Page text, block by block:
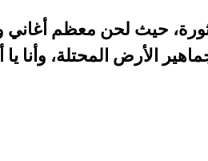
الأرض المحتلة، وأنا يا